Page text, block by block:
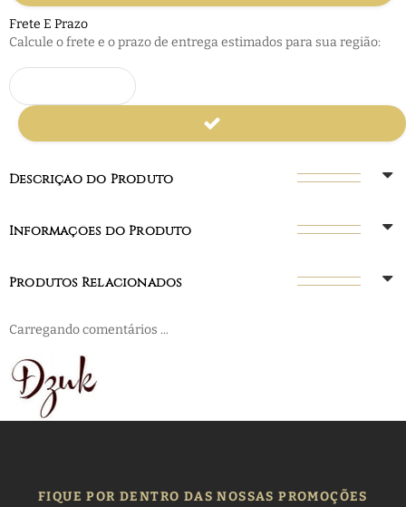
Frete E Prazo
Calcule o frete e o prazo de entrega estimados para sua região:
Descrição do Produto
Informações do Produto
Produtos Relacionados
Carregando comentários ...
FIQUE POR DENTRO DAS NOSSAS PROMOÇÕES